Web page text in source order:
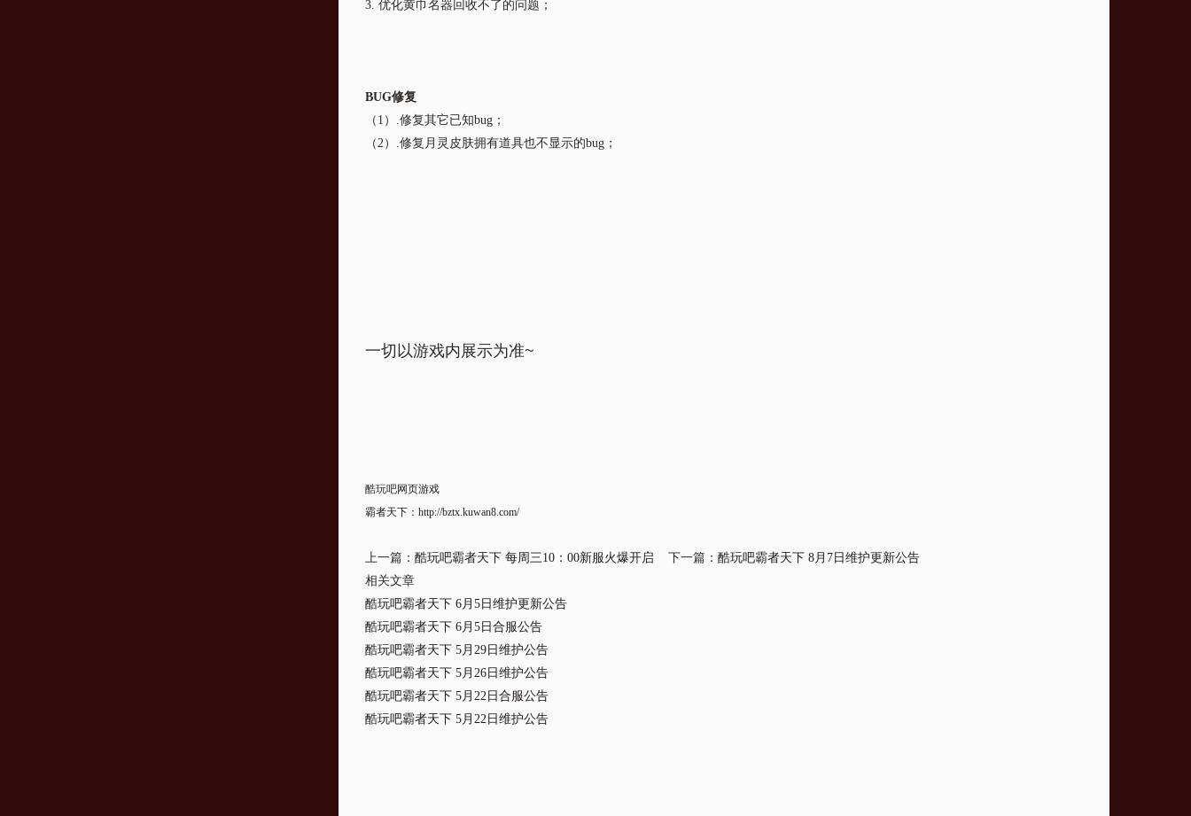
3. 优化黄巾名器回收不了的问题；
BUG修复
（1） .修复其它已知bug；
（2） .修复月灵皮肤拥有道具也不显示的bug；
一切以游戏内展示为准~
酷玩吧网页游戏
霸者天下 ： http://bztx.kuwan8.com/
上一篇： 酷玩吧霸者天下 每周三10：00新服火爆开启 下一篇： 酷玩吧霸者天下 8月7日维护更新公告
相关文章
酷玩吧霸者天下 6月5日维护更新公告
酷玩吧霸者天下 6月5日合服公告
酷玩吧霸者天下 5月29日维护公告
酷玩吧霸者天下 5月26日维护公告
酷玩吧霸者天下 5月22日合服公告
酷玩吧霸者天下 5月22日维护公告